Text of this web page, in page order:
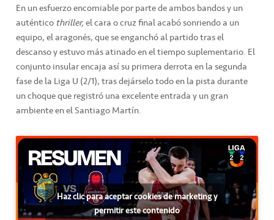
En un esfuerzo encomiable por parte de ambos bandos y un
auténtico thriller,el cara o cruz final acabó sonriendo a un
equipo, el aragonés, que se enganchó al partido tras el
descanso y estuvo más atinado en el tiempo suplementario. El
conjunto insular encaja así su primera derrota en la segunda
fase de la Liga U (2/1), tras dejárselo todo en la pista durante
un choque que registró una excelente entrada y un gran
ambiente en el Santiago Martín.
Haz clic para aceptar cookies de marketing y
permitir este contenido